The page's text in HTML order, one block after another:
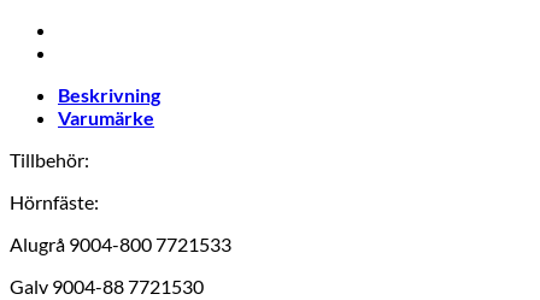
Beskrivning
Varumärke
Tillbehör:
Hörnfäste:
Alugrå 9004-800 7721533
Galv 9004-88 7721530